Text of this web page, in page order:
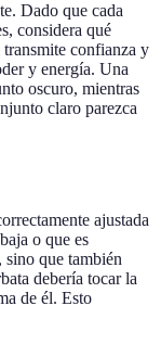
Dado que cada
considera qué
transmite confianza y
y energía. Una
oscuro, mientras
claro parezca
ajustada
o que es
sino que también
debería tocar la
de él. Esto